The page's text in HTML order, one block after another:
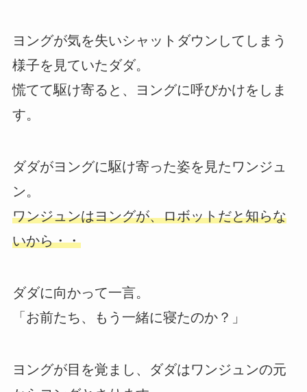
ヨングが気を失いシャットダウンしてしまう
様子を見ていたダダ。
慌てて駆け寄ると、ヨングに呼びかけをしま
す。
ダダがヨングに駆け寄った姿を見たワンジュ
ン。
ワンジュンはヨングが、ロボットだと知らな
いから・・
ダダに向かって一言。
「お前たち、もう一緒に寝たのか？」
ヨングが目を覚まし、ダダはワンジュンの元